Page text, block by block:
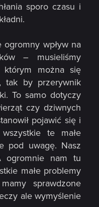
sporo czasu i
ogromny wpływ na
– musieliśmy
którym można się
tak by przerywnik
To samo dotyczy
czy dziwnych
pojawić się i
te małe
pod uwagę. Nasz
ogromnie nam tu
małe problemy
sprawdzone
ale wymyślenie